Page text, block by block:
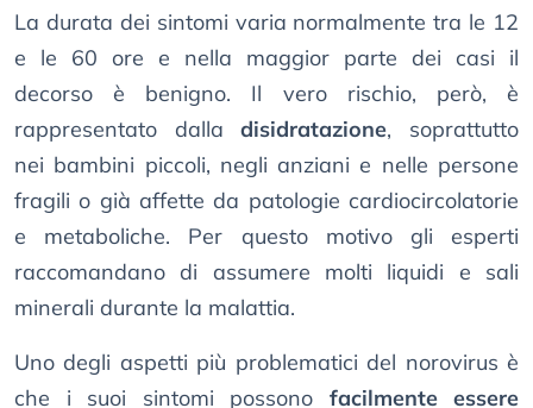
La durata dei sintomi varia normalmente tra le 12
e le 60 ore e nella maggior parte dei casi il
decorso è benigno. Il vero rischio, però, è
rappresentato dalladisidratazione, soprattutto
nei bambini piccoli, negli anziani e nelle persone
fragili o già affette da patologie cardiocircolatorie
e metaboliche. Per questo motivo gli esperti
raccomandano di assumere molti liquidi e sali
minerali durante la malattia.
Uno degli aspetti più problematici del norovirus è
che i suoi sintomi possono facilmente essere